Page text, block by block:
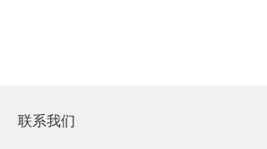
联系我们